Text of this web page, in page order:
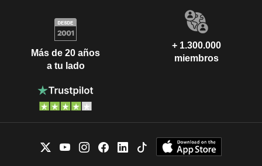
Más de 20 años
a tu lado
+ 1.300.000
miembros